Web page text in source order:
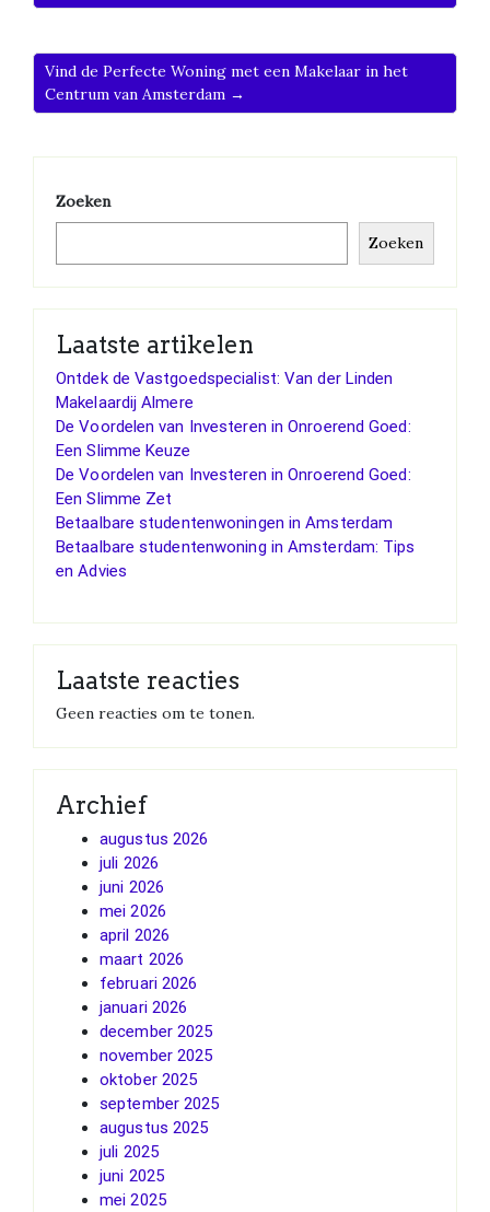
Vind de Perfecte Woning met een Makelaar in het
Centrum van Amsterdam →
Zoeken
Zoeken
Laatste artikelen
Ontdek de Vastgoedspecialist: Van der Linden
Makelaardij Almere
De Voordelen van Investeren in Onroerend Goed:
Een Slimme Keuze
De Voordelen van Investeren in Onroerend Goed:
Een Slimme Zet
Betaalbare studentenwoningen in Amsterdam
Betaalbare studentenwoning in Amsterdam: Tips
en Advies
Laatste reacties
Geen reacties om te tonen.
Archief
augustus 2026
juli 2026
juni 2026
mei 2026
april 2026
maart 2026
februari 2026
januari 2026
december 2025
november 2025
oktober 2025
september 2025
augustus 2025
juli 2025
juni 2025
mei 2025